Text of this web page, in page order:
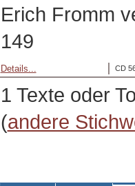
Erich Fromm
149
CD
Details...
1 Texte oder
(andere